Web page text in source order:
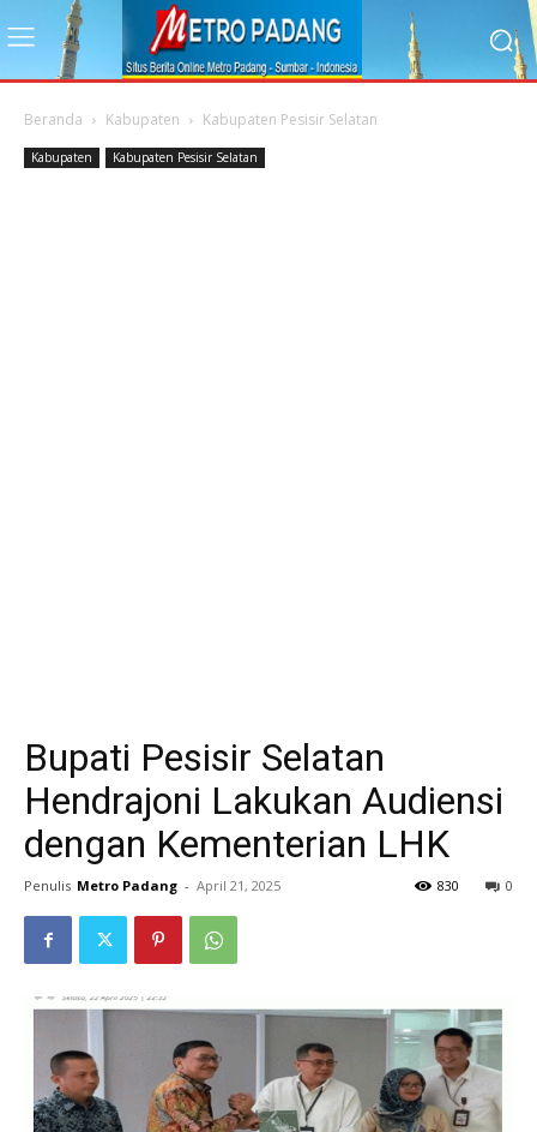
Beranda Kabupaten Kabupaten Pesisir Selatan
Kabupaten Kabupaten Pesisir Selatan
Bupati Pesisir Selatan
Hendrajoni Lakukan Audiensi
dengan Kementerian LHK
Penulis Metro Padang - April 21, 2025 0
830